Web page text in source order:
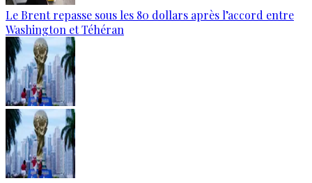
Le Brent repasse sous les 80 dollars après l’accord entre
Washington et Téhéran